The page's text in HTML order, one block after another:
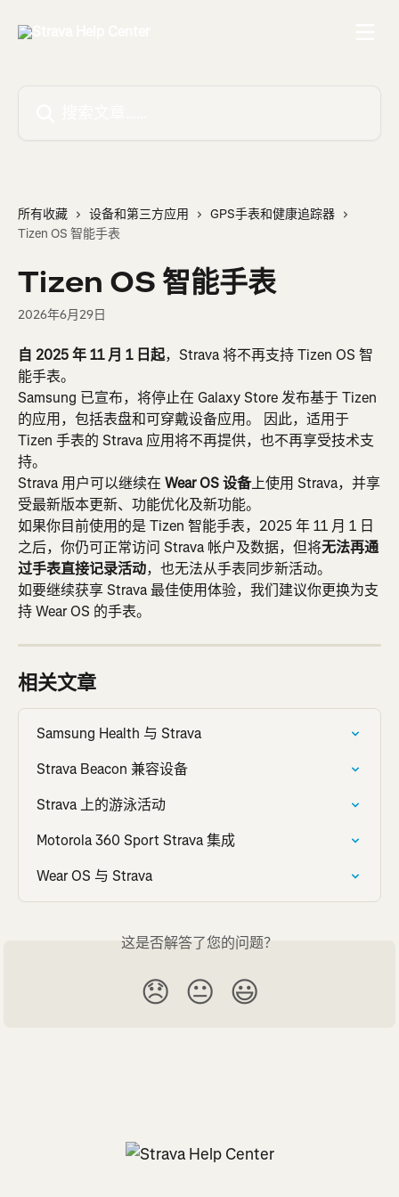
所有收藏 设备和第三方应用
GPS手表和健康追踪器
Tizen OS 智能手表
Tizen OS 智能手表
2026年6月29日
自 2025 年 11 月 1 日起，Strava 将不再支持 Tizen OS 智
能手表。
Samsung 已宣布，将停止在 Galaxy Store 发布基于 Tizen
的应用，包括表盘和可穿戴设备应用。 因此，适用于
Tizen 手表的 Strava 应用将不再提供，也不再享受技术支
持。
Strava 用户可以继续在 Wear OS 设备上使用 Strava，并享
受最新版本更新、功能优化及新功能。
如果你目前使用的是 Tizen 智能手表，2025 年 11 月 1 日
之后，你仍可正常访问 Strava 帐户及数据，但将无法再通
过手表直接记录活动，也无法从手表同步新活动。
如要继续获享 Strava 最佳使用体验，我们建议你更换为支
持 Wear OS 的手表。
相关文章
Samsung Health 与 Strava
Strava Beacon 兼容设备
Strava 上的游泳活动
Motorola 360 Sport Strava 集成
Wear OS 与 Strava
这是否解答了您的问题？
😞 😐 😃